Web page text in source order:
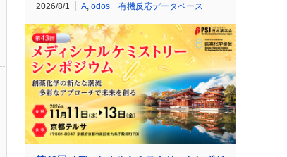
2026/8/1 A odos 有機反応データベース